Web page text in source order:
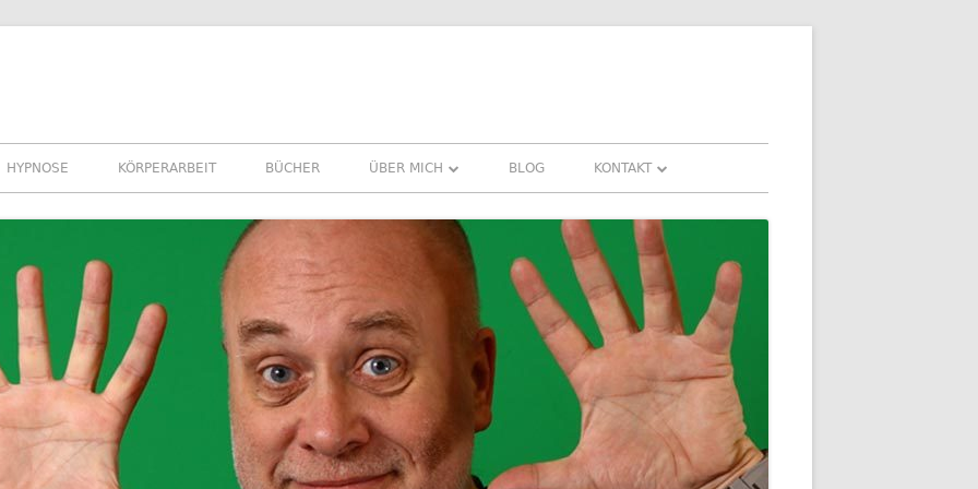
HYPNOSE KÖRPERARBEIT BÜCHER ÜBER MICH
REFERENZEN ERFAHRUNGEN UND
NEWSLETTER
BLOG KONTAKT
DOWNLOADS
FAQ
DATENSCHUTZ
IMPRESSUM